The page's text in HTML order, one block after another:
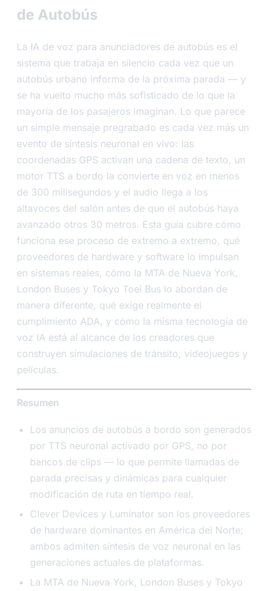
de Autobús
La IA de voz para anunciadores de autobús es el
sistema que trabaja en silencio cada vez que un
autobús urbano informa de la próxima parada — y
se ha vuelto mucho más sofisticado de lo que la
mayoría de los pasajeros imaginan. Lo que parece
un simple mensaje pregrabado es cada vez más un
evento de síntesis neuronal en vivo: las
coordenadas GPS activan una cadena de texto, un
motor TTS a bordo la convierte en voz en menos
de 300 milisegundos y el audio llega a los
altavoces del salón antes de que el autobús haya
avanzado otros 30 metros. Esta guía cubre cómo
funciona ese proceso de extremo a extremo, qué
proveedores de hardware y software lo impulsan
en sistemas reales, cómo la MTA de Nueva York,
London Buses y Tokyo Toei Bus lo abordan de
manera diferente, qué exige realmente el
cumplimiento ADA, y cómo la misma tecnología de
voz IA está al alcance de los creadores que
construyen simulaciones de tránsito, videojuegos y
películas.
Resumen
Los anuncios de autobús a bordo son generados
por TTS neuronal activado por GPS, no por
bancos de clips — lo que permite llamadas de
parada precisas y dinámicas para cualquier
modificación de ruta en tiempo real.
Clever Devices y Luminator son los proveedores
de hardware dominantes en América del Norte;
ambos admiten síntesis de voz neuronal en las
generaciones actuales de plataformas.
La MTA de Nueva York, London Buses y Tokyo